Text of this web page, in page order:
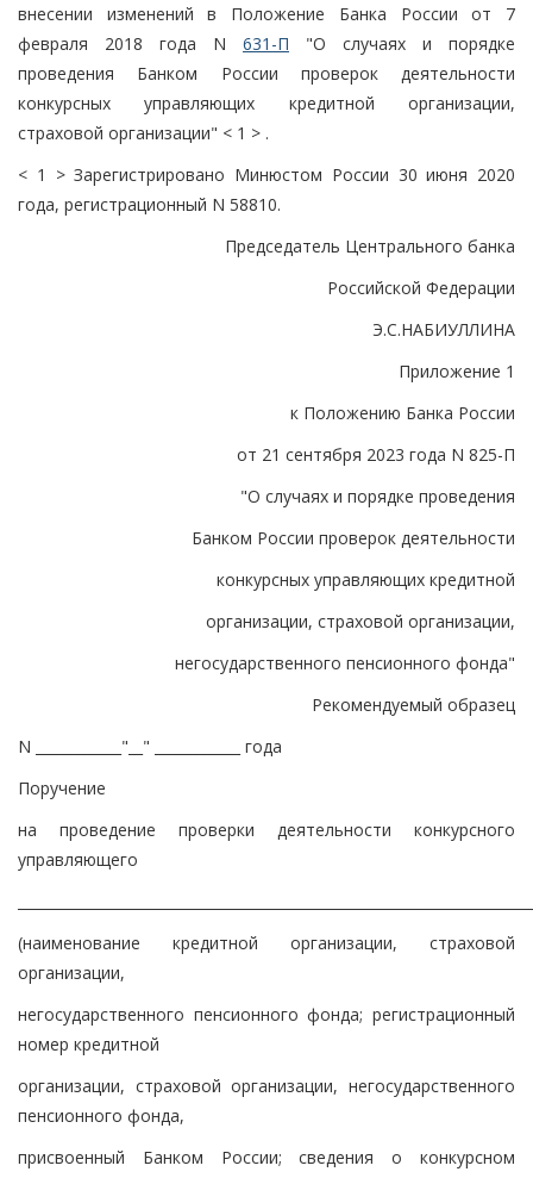
внесении изменений в Положение Банка России от 7
февраля 2018 года N 631-П "О случаях и порядке
проведения Банком России проверок деятельности
конкурсных управляющих кредитной организации,
страховой организации" < 1 > .
< 1 > Зарегистрировано Минюстом России 30 июня 2020
года, регистрационный N 58810.
Председатель Центрального банка
Российской Федерации
Э.С.НАБИУЛЛИНА
Приложение 1
к Положению Банка России
от 21 сентября 2023 года N 825-П
"О случаях и порядке проведения
Банком России проверок деятельности
конкурсных управляющих кредитной
организации, страховой организации,
негосударственного пенсионного фонда"
Рекомендуемый образец
N ____________ "__" ____________ года
Поручение
на проведение проверки деятельности конкурсного
управляющего
(наименование кредитной организации, страховой
организации,
негосударственного пенсионного фонда; регистрационный
номер кредитной
организации, страховой организации, негосударственного
пенсионного фонда,
присвоенный Банком России; сведения о конкурсном